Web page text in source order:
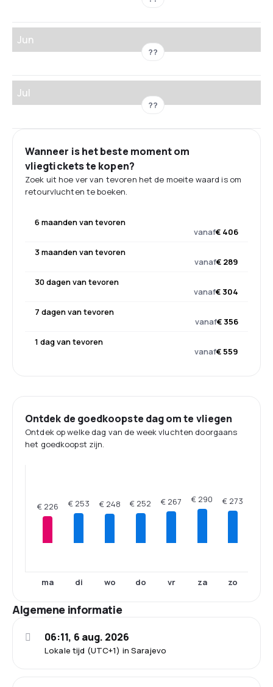
Jun
??
Jul
??
Wanneer is het beste moment om
vliegtickets te kopen?
Zoek uit hoe ver van tevoren het de moeite waard is om
retourvluchten te boeken.
6 maanden van tevoren
vanaf€ 406
3 maanden van tevoren
vanaf€ 289
30 dagen van tevoren
vanaf€ 304
7 dagen van tevoren
vanaf€ 356
1 dag van tevoren
vanaf€ 559
Ontdek de goedkoopste dag om te vliegen
Ontdek op welke dag van de week vluchten doorgaans
het goedkoopst zijn.
€ 226
ma
€ 253
di
€ 248
wo
€ 252
do
€ 267
vr
€ 290
za
€ 273
zo
Algemene informatie
Lokale tijd (UTC+1) in Sarajevo
06:11, 6 aug. 2026